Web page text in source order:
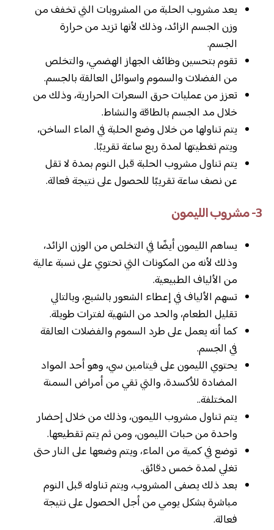
يعد مشروب الحلبة من المشروبات التي تخفف من
وزن الجسم الزائد، وذلك لأنها تزيد من حرارة
الجسم.
تقوم بتحسين وظائف الجهاز الهضمي، والتخلص
من الفضلات والسموم واسوائل العالقة بالجسم.
تعزز من عمليات حرق السعرات الحرارية، وذلك من
خلال مد الجسم بالطاقة والنشاط.
يتم تناولها من خلال وضع الحلبة في الماء الساخن،
ويتم تغطيتها لمدة ربع ساعة تقريبًا.
يتم تناول مشروب الحلبة قبل النوم بمدة لا تقل
عن نصف ساعة تقريبًا للحصول على نتيجة فعالة.
3- مشروب الليمون
يساهم الليمون أيضًا في التخلص من الوزن الزائد،
وذلك لأنه من المكونات التي تحتوي على نسبة عالية
من الألياف الطبيعية.
تسهم الألياف في إعطاء الشعور بالشبع، وبالتالي
تقليل الطعام، والحد من الشهية لفترات طويلة.
كما أنه يعمل على طرد السموم والفضلات العالقة
في الجسم.
يحتوي الليمون على فيتامين سي، وهو أحد المواد
المضادة للأكسدة، والتي تقي من أمراض السمنة
المختلفة..
يتم تناول مشروب الليمون، وذلك من خلال إحضار
واحدة من حبات الليمون، ومن ثم يتم تقطيعها.
توضع في كمية من الماء، ويتم وضعها على النار حتى
تغلي لمدة خمس دقائق.
بعد ذلك يصفى المشروب، ويتم تناوله قبل النوم
مباشرة بشكل يومي من أجل الحصول على نتيجة
فعالة.